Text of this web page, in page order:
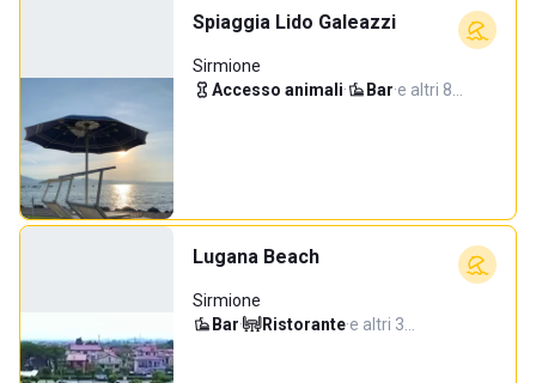
Spiaggia Lido Galeazzi
Sirmione
Accesso animali· Bar·e altri 8…
Lugana Beach
Sirmione
Bar· Ristorante·e altri 3…